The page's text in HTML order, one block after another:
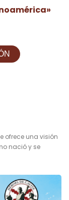
ofrece una visión
nació y se